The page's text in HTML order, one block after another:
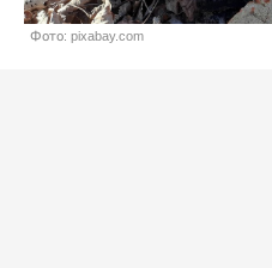
Фото: pixabay.com